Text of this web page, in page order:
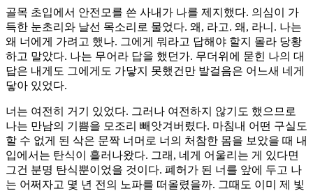
골목 초입에서 안전모를 쓴 사내가 나를 제지했다. 의심이 가
득한 눈초리와 날선 목소리로 물었다. 왜, 라고. 왜, 라니. 나는
왜 너에게 가려고 했나. 그에게 뭐라고 답해야 할지 몰라 당황
하고 말았다. 나는 무어라 답을 했던가. 무더위에 묻힌 나의 대
답은 내게도 그에게도 가닿지 못했건만 발걸음은 어느새 네게
닿아 있었다.
너는 여전히 거기 있었다. 그러나 여전하지 않기도 했으므로
나는 만남의 기쁨을 모조리 빼앗겨버렸다. 마침내 어떤 구실도
할 수 없게 된 삭은 문짝 너머로 너의 처참한 몸을 보았을 때 내
입에서는 탄식이 흘러나왔다. 그래, 네게 어울리는 게 있다면
그건 분명 탄식뿐이었을 것이다. 폐허가 된 너를 앞에 두고 나
는 어쩌자고 몇 년 전의 노파를 떠올렸을까. 그때도 이미 제 빛